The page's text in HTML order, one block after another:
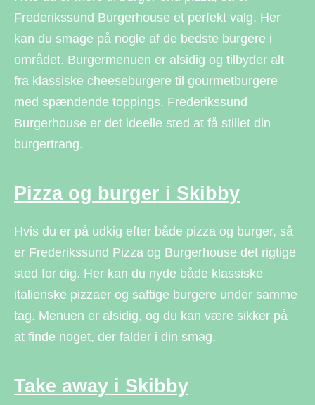
Frederikssund Burgerhouse et perfekt valg. Her
kan du smage på nogle af de bedste burgere i
området. Burgermenuen er alsidig og tilbyder alt
fra klassiske cheeseburgere til gourmetburgere
med spændende toppings. Frederikssund
Burgerhouse er det ideelle sted at få stillet din
burgertrang.
Pizza og burger i Skibby
Hvis du er på udkig efter både pizza og burger, så
er Frederikssund Pizza og Burgerhouse det rigtige
sted for dig. Her kan du nyde både klassiske
italienske pizzaer og saftige burgere under samme
tag. Menuen er alsidig, og du kan være sikker på
at finde noget, der falder i din smag.
Take away i Skibby